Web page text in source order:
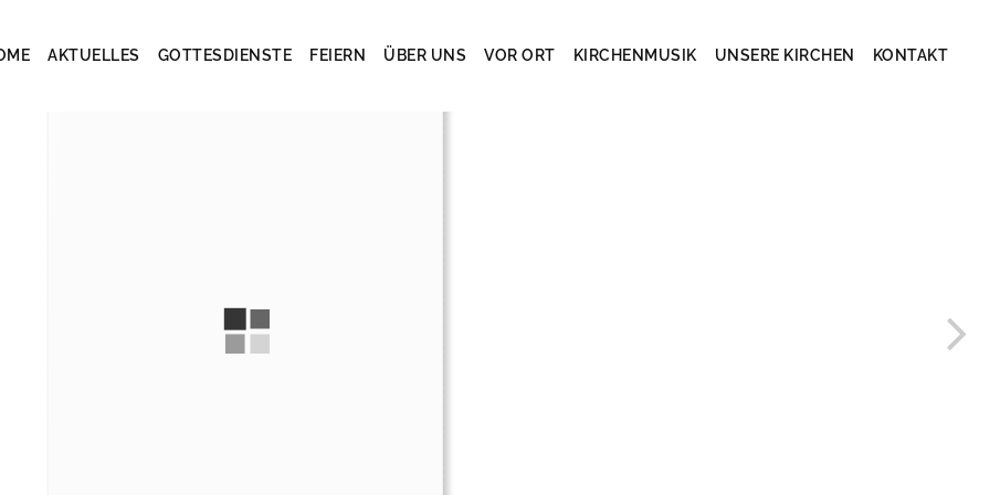
AKTUELLES GOTTESDIENSTE FEIERN ÜBER UNS VOR ORT KIRCHENMUSIK UNSERE KIRCHEN KONTAKT